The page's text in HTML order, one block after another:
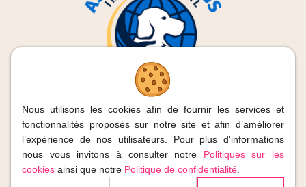
Nous utilisons les cookies afin de fournir les services et
fonctionnalités proposés sur notre site et afin d’améliorer
l’expérience de nos utilisateurs. Pour plus d'informations
nous vous invitons à consulter notre Politiques sur les
cookies ainsi que notre Politique de confidentialité
2026| Os-mose, Tous droits réservés
TVA : BE 0831.448.366